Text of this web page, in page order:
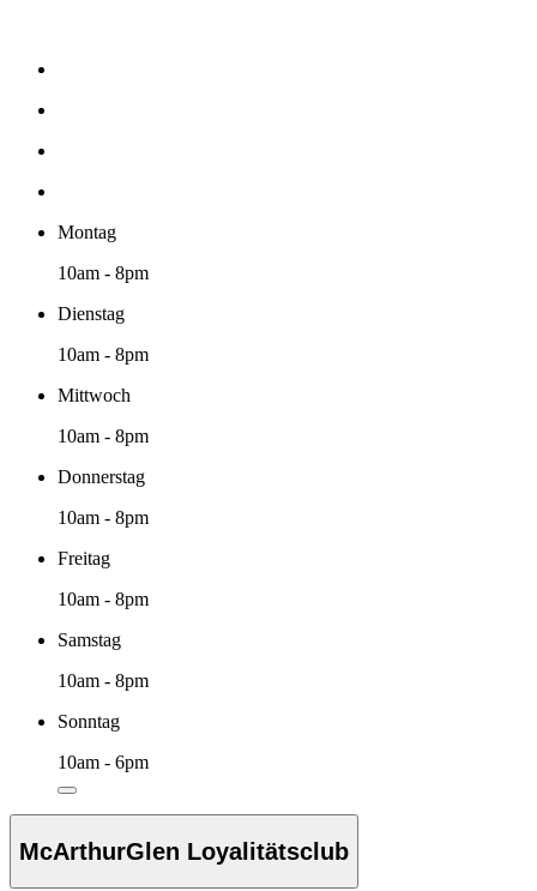
Montag
10am - 8pm
Dienstag
10am - 8pm
Mittwoch
10am - 8pm
Donnerstag
10am - 8pm
Freitag
10am - 8pm
Samstag
10am - 8pm
Sonntag
10am - 6pm
McArthurGlen Loyalitätsclub